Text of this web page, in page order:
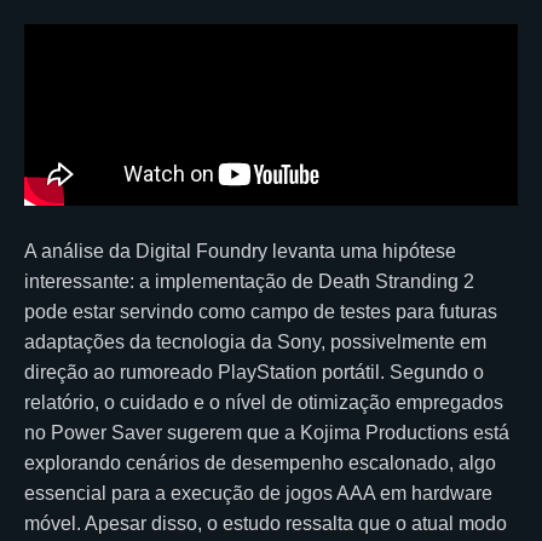
A análise da Digital Foundry levanta uma hipótese
interessante: a implementação de Death Stranding 2
pode estar servindo como campo de testes para futuras
adaptações da tecnologia da Sony, possivelmente em
direção ao rumoreado PlayStation portátil. Segundo o
relatório, o cuidado e o nível de otimização empregados
no Power Saver sugerem que a Kojima Productions está
explorando cenários de desempenho escalonado, algo
essencial para a execução de jogos AAA em hardware
móvel. Apesar disso, o estudo ressalta que o atual modo